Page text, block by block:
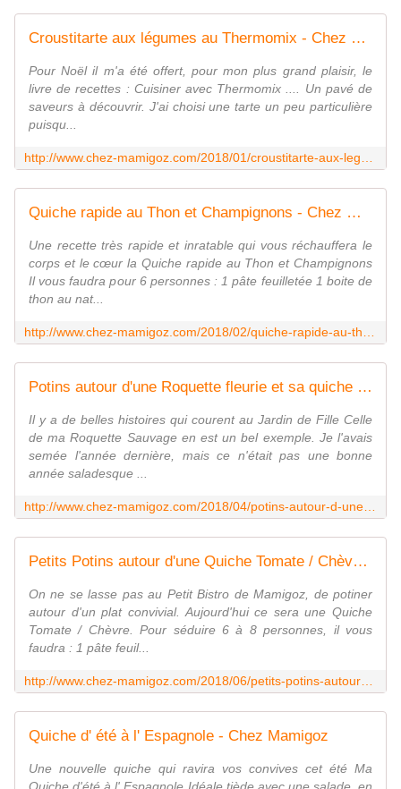
Croustitarte aux légumes au Thermomix - Chez Mamigoz
Pour Noël il m'a été offert, pour mon plus grand plaisir, le
livre de recettes : Cuisiner avec Thermomix .... Un pavé de
saveurs à découvrir. J'ai choisi une tarte un peu particulière
puisqu...
Quiche rapide au Thon et Champignons - Chez Mamigoz
Une recette très rapide et inratable qui vous réchauffera le
corps et le cœur la Quiche rapide au Thon et Champignons
Il vous faudra pour 6 personnes : 1 pâte feuilletée 1 boite de
thon au nat...
Potins autour d'une Roquette fleurie et sa quiche Tomates /Olives - Chez Mamigoz
Il y a de belles histoires qui courent au Jardin de Fille Celle
de ma Roquette Sauvage en est un bel exemple. Je l'avais
semée l'année dernière, mais ce n'était pas une bonne
année saladesque ...
Petits Potins autour d'une Quiche Tomate / Chèvre. - Chez Mamigoz
On ne se lasse pas au Petit Bistro de Mamigoz, de potiner
autour d'un plat convivial. Aujourd'hui ce sera une Quiche
Tomate / Chèvre. Pour séduire 6 à 8 personnes, il vous
faudra : 1 pâte feuil...
Quiche d' été à l' Espagnole - Chez Mamigoz
Une nouvelle quiche qui ravira vos convives cet été Ma